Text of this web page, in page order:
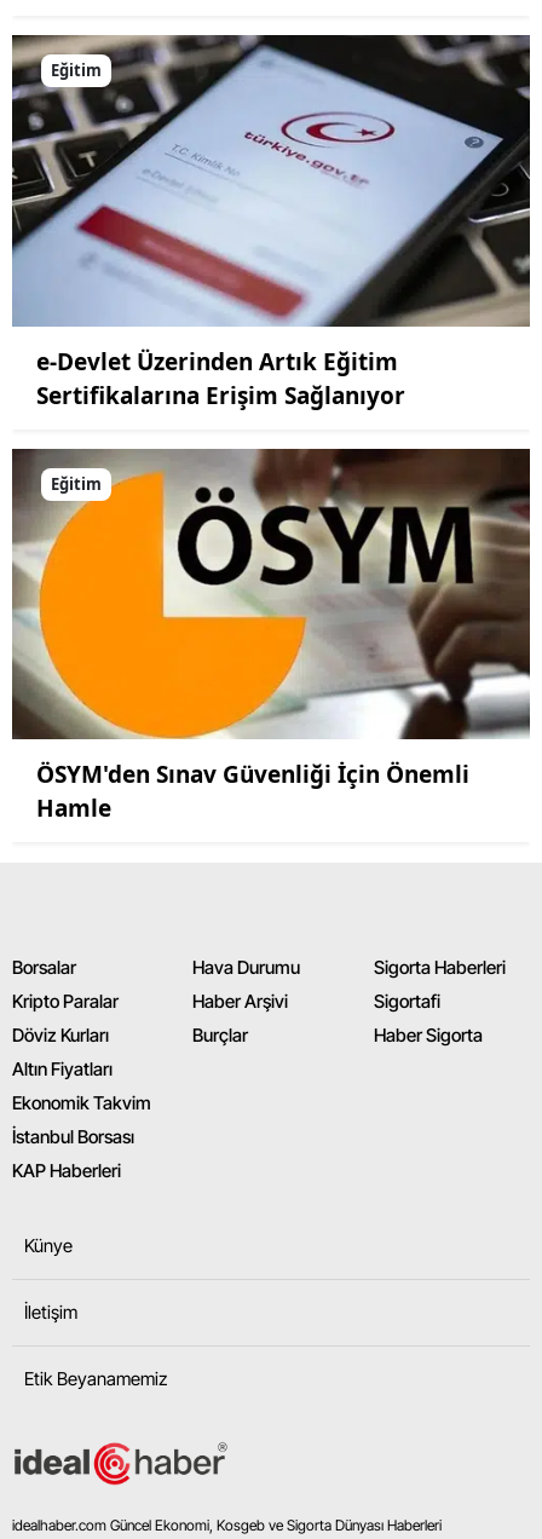
Eğitim
e-Devlet Üzerinden Artık Eğitim
Sertifikalarına Erişim Sağlanıyor
Eğitim
ÖSYM'den Sınav Güvenliği İçin Önemli
Hamle
Borsalar
Kripto Paralar
Döviz Kurları
Altın Fiyatları
Ekonomik Takvim
İstanbul Borsası
KAP Haberleri
Hava Durumu
Haber Arşivi
Burçlar
Sigorta Haberleri
Sigortafi
Haber Sigorta
Künye
İletişim
Etik Beyanamemiz
idealhaber.com Güncel Ekonomi, Kosgeb ve Sigorta Dünyası Haberleri